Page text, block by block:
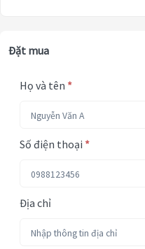
Đặt mua
Họ và tên *
Số điện thoại *
Địa chỉ